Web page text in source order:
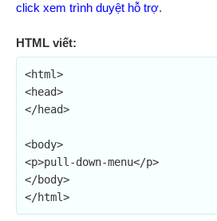
click xem trình duyệt hỗ trợ.
HTML viết:
<html>
<head>
</head>
<body>
<p>pull-down-menu</p>
</body>
</html>